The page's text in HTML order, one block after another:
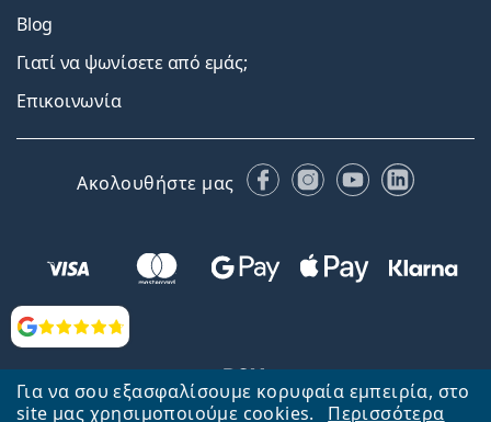
Για να σου εξασφαλίσουμε κορυφαία εμπειρία, στο
site μας χρησιμοποιούμε cookies.
Περισσότερα
Αξιολογήσεις
Blog
Γιατί να ψωνίσετε από εμάς;
Επικοινωνία
Ακολουθήστε μας FacebookInstagram
YouTubeLinkedIn